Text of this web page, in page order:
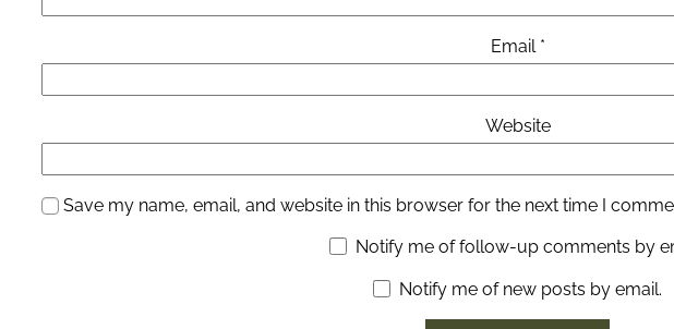
Email *
Website
Save my name, email, and website in this browser for the next time I
Notify me of follow-up comments by
Notify me of new posts by email.